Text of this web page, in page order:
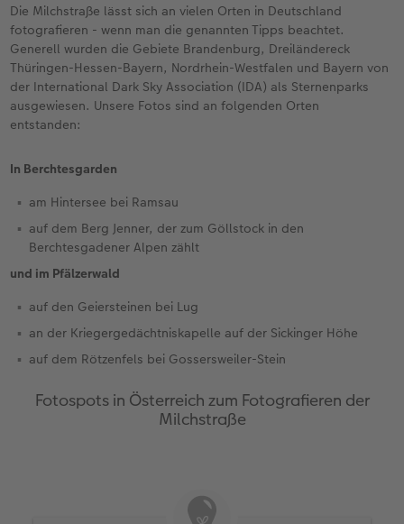
Die Milchstraße lässt sich an vielen Orten in Deutschland
fotografieren - wenn man die genannten Tipps beachtet.
Generell wurden die Gebiete Brandenburg, Dreiländereck
Thüringen-Hessen-Bayern, Nordrhein-Westfalen und Bayern von
der International Dark Sky Association (IDA) als Sternenparks
ausgewiesen. Unsere Fotos sind an folgenden Orten
entstanden:
In Berchtesgarden
am Hintersee bei Ramsau
auf dem Berg Jenner, der zum Göllstock in den
Berchtesgadener Alpen zählt
und im Pfälzerwald
auf den Geiersteinen bei Lug
an der Kriegergedächtniskapelle auf der Sickinger Höhe
auf dem Rötzenfels bei Gossersweiler-Stein
Fotospots in Österreich zum Fotografieren der
Milchstraße